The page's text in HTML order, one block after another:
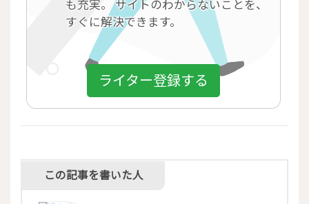
も充実。 サイトのわからないことを、
すぐに解決できます。
ライター登録する
この記事を書いた人